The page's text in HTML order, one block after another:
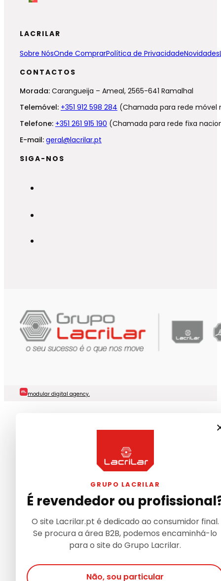
LACRILAR
Sobre NósOnde ComprarPolítica de PrivacidadeNovidades
CONTACTOS
Morada: Carangueija – Ameal, 2565-641 Ramalhal
Telemóvel: +351 912 598 284 (Chamada para rede móvel
Telefone: +351 261 915 190 (Chamada para rede fixa
E-mail: geral@lacrilar.pt
SIGA-NOS
modular digital agency.
GRUPO LACRILAR
É revendedor ou
O site Lacrilar.pt é dedicado ao consumidor final.
Se procura a área B2B, podemos encaminhá-lo
para o site do Grupo Lacrilar.
Não, sou particular